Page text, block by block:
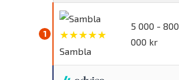
★★★★★
Sambla
5 000 - 800
000 kr